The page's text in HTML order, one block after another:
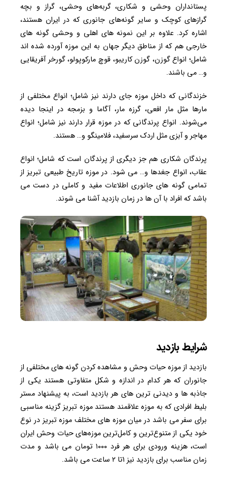
پستانداران وحشی و شکاری، گربه‌های وحشی، گراز و بچه‌
گرازهای کوچک و سایر گونه‌های جانوری که در ایران هستند،
اشاره کرد. علاوه بر این نمونه های اهلی و وحشی گونه های
خارجی هم که از مناطق دیگر جهان به این موزه آورده شده اند
شامل؛ انواع گوز‌ن، گوزن کاریبو، قوچ مارکوپولو، گورخر آفریقایی
و… می باشند.
خزندگانی که داخل موزه جای دارند نیز شامل؛ انواع مختلفی از
مارها مثل مار افعی، گرزه مار، آگاما و بزمجه در اینجا دیده
می‌شوند. انواع پرندگانی که در موزه قرار دارند نیز شامل؛ انواع
مهاجر و آبزی مثل اردک سرسفید، فلامینگو و… هستند.
پرندگان شکاری هم جز دیگری از پرندگان است که شامل؛ انواع
عقاب، انواع جغدها و… می شود. در موزه تاریخ طبیعی تبریز از
تمامی گونه های جانوری اطلاعات مفید و کاملی در دست می
باشد که افراد با آن ها در زمان بازدید آشنا می شوند.
شرایط بازدید
بازدید از موزه حیات وحش و مشاهده کردن گونه های مختلفی از
جانوران که هر کدام در اندازه و شکل متفاوتی هستند یکی از
جاذبه ها و دیدنی ترین های هر بازدید است، به پیشنهاد مستر
بلیط افرادی که به موزه علاقمند هستند موزه تبریز گزینه مناسبی
برای سفر می باشد در میان موزه های مختلف موزه تبریز در نوع
خود یکی از متنوع‌ترین و کامل‌ترین موزه‌های حیات ‌وحش ایران
است، هزینه ورودی برای هر فرد ۱۰۰۰ تومان می باشد و مدت
زمان مناسب برای بازدید نیز 1تا ۲ ساعت می باشد.